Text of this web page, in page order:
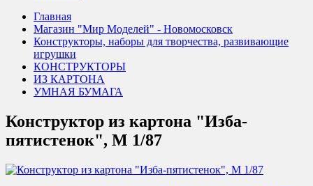
Главная
Магазин "Мир Моделей" - Новомосковск
Конструкторы, наборы для творчества, развивающие
игрушки
КОНСТРУКТОРЫ
ИЗ КАРТОНА
УМНАЯ БУМАГА
Конструктор из картона "Изба-
пятистенок", М 1/87